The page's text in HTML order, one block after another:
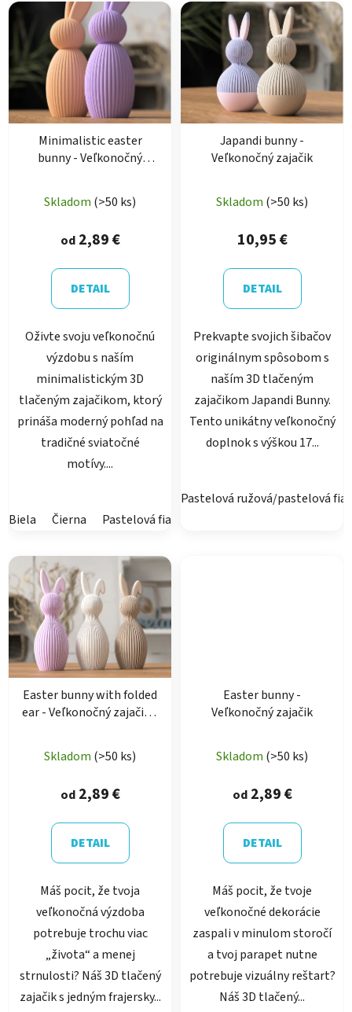
Minimalistic easter
bunny - Veľkonočný
hodnotenie
produktu
je
5,0
z
hviezdičiek.
Skladom (>50 ks)
od2,89 €
DETAIL
Oživte svoju veľkonočnú
výzdobu s naším
minimalistickým 3D
tlačeným zajačikom, ktorý
prináša moderný pohľad na
tradičné sviatočné
motívy....
Biela Čierna Pastelová fialová
Japandi bunny -
Veľkonočný zajačik
Skladom (>50 ks)
10,95 €
DETAIL
Prekvapte svojich šibačov
originálnym spôsobom s
naším 3D tlačeným
zajačikom Japandi Bunny.
Tento unikátny veľkonočný
doplnok s výškou 17...
Pastelová ružová/pastelová
Easter bunny with folded
ear - Veľkonočný zajačik s
Skladom (>50 ks)
od2,89 €
DETAIL
Máš pocit, že tvoja
veľkonočná výzdoba
potrebuje trochu viac
„života“ a menej
strnulosti? Náš 3D tlačený
zajačik s jedným frajersky...
Easter bunny -
Veľkonočný zajačik
Skladom (>50 ks)
od2,89 €
DETAIL
Máš pocit, že tvoje
veľkonočné dekorácie
zaspali v minulom storočí
a tvoj parapet nutne
potrebuje vizuálny reštart?
Náš 3D tlačený...